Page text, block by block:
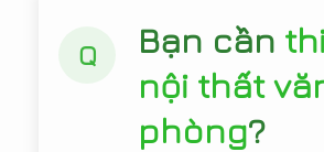
Q Bạn cần
nội thất
phòng?